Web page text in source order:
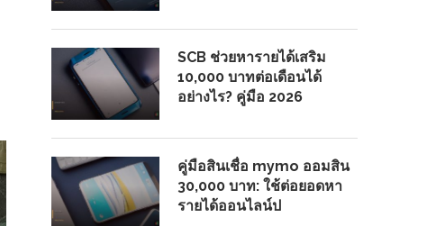
SCB ช่วยหารายได้เสริม
10,000 บาทต่อเดือนได้
อย่างไร? คู่มือ 2026
คู่มือสินเชื่อ mymo ออมสิน
30,000 บาท: ใช้ต่อยอดหา
รายได้ออนไลน์ป